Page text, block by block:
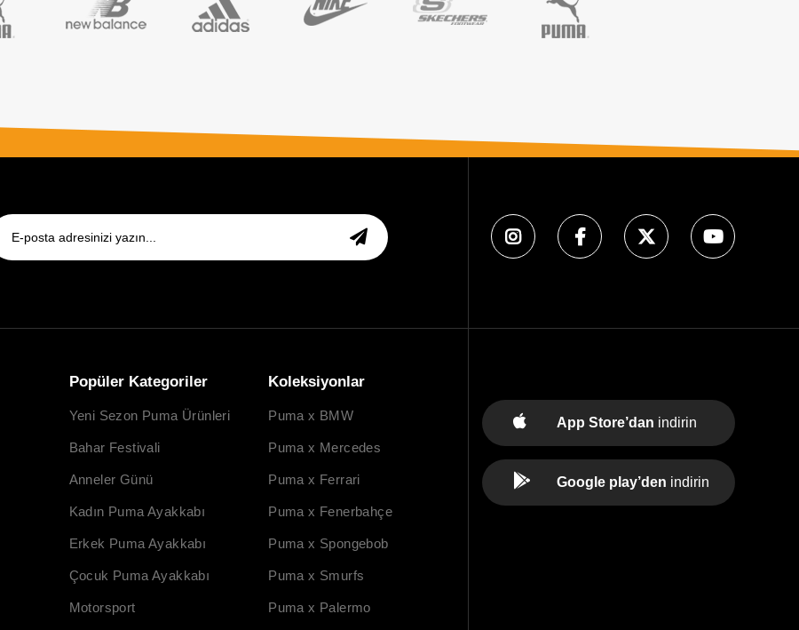
Popüler Kategoriler
Yeni Sezon Puma Ürünleri
Bahar Festivali
Anneler Günü
Kadın Puma Ayakkabı
Erkek Puma Ayakkabı
Çocuk Puma Ayakkabı
Motorsport
Koleksiyonlar
Puma x BMW
Puma x Mercedes
Puma x Ferrari
Puma x Fenerbahçe
Puma x Spongebob
Puma x Smurfs
Puma x Palermo
App Store’dan indirin
Google play’den indirin